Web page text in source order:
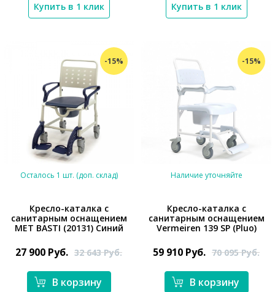
Купить в 1 клик Купить в 1 клик
-15%
*}
Осталось 1 шт. (доп. склад)
Кресло-каталка с
санитарным оснащением
MET BASTI (20131) Синий
27 900 Руб. 32 643Руб.
В корзину
-15%
*}
Наличие уточняйте
Кресло-каталка с
санитарным оснащением
Vermeiren 139 SP (Pluo)
59 910 Руб. 70 095Руб.
В корзину